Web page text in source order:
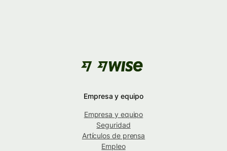
Empresa y equipo
Empresa y equipo
Seguridad
Artículos de prensa
Empleo